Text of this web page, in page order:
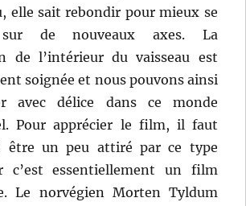
elle sait rebondir pour mieux se
sur de nouveaux axes. La
de l’intérieur du vaisseau est
soignée et nous pouvons ainsi
avec délice dans ce monde
Pour apprécier le film, il faut
être un peu attiré par ce type
c’est essentiellement un film
Le norvégien Morten Tyldum